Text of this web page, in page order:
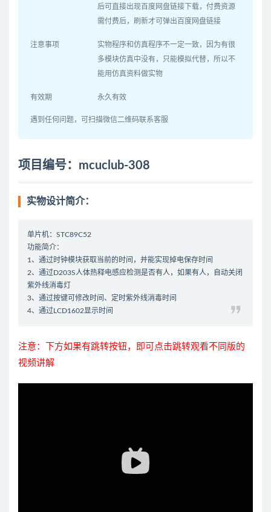
后可直接出现百度网盘链接下载，付费资源
需付费后，刷新才可弹出百度网盘链接
注意事项
实物程序和仿真程序不一定一致，因为有很
多模块仿真中没有，只能模拟代替，所以不
能用仿真资料做实物
有效期 永久有效
遇到任何问题，可扫描微信二维码联系客服
项目编号：mcuclub-308
实物设计简介：
单片机：STC89C52
功能简介：
1、通过时钟模块获取当前的时间，并能实现掉电保存时间
2、通过D203S人体热释电感应检测是否有人，如果有人，自动关闭
紫外线消毒灯
3、通过按键可修改时间、定时紫外线消毒时间
4、通过LCD1602显示时间
注意：下方如果有跳转按钮，即可点击跳转观看不同版的
视频讲解